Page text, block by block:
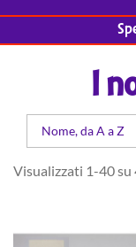
I
Nome, da A a Z
Visualizzati 1-40 su